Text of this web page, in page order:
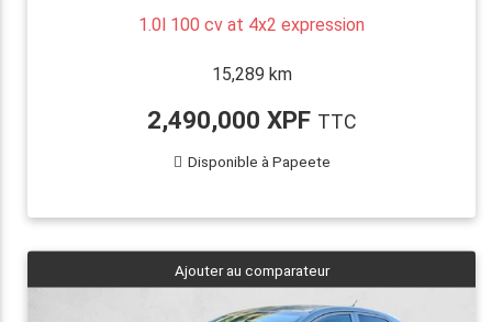
1.0l 100 cv at 4x2 expression
15,289 km
2,490,000 XPF TTC
Disponible à Papeete
Ajouter au comparateur